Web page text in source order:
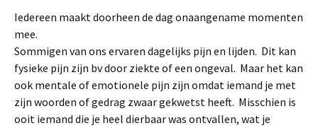
Iedereen maakt doorheen de dag onaangename momenten
mee.
Sommigen van ons ervaren dagelijks pijn en lijden. Dit kan
fysieke pijn zijn bv door ziekte of een ongeval. Maar het kan
ook mentale of emotionele pijn zijn omdat iemand je met
zijn woorden of gedrag zwaar gekwetst heeft. Misschien is
ooit iemand die je heel dierbaar was ontvallen, wat je